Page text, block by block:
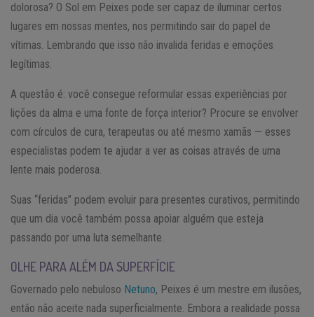
dolorosa? O Sol em Peixes pode ser capaz de iluminar certos
lugares em nossas mentes, nos permitindo sair do papel de
vítimas. Lembrando que isso não invalida feridas e emoções
legítimas.
A questão é: você consegue reformular essas experiências por
lições da alma e uma fonte de força interior? Procure se envolver
com círculos de cura, terapeutas ou até mesmo xamãs — esses
especialistas podem te ajudar a ver as coisas através de uma
lente mais poderosa.
Suas “feridas” podem evoluir para presentes curativos, permitindo
que um dia você também possa apoiar alguém que esteja
passando por uma luta semelhante.
OLHE PARA ALÉM DA SUPERFÍCIE
Governado pelo nebuloso Netuno, Peixes é um mestre em ilusões,
então não aceite nada superficialmente. Embora a realidade possa